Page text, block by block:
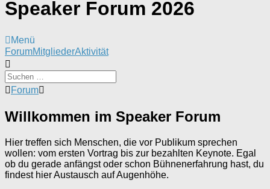
Speaker Forum 2026
Menü
Forum-
Navigation
ForumMitgliederAktivität
Forum-
-
Du
hier:
Forum
Willkommen im Speaker Forum
Hier treffen sich Menschen, die vor Publikum sprechen
wollen: vom ersten Vortrag bis zur bezahlten Keynote. Egal
ob du gerade anfängst oder schon Bühnenerfahrung hast, du
findest hier Austausch auf Augenhöhe.